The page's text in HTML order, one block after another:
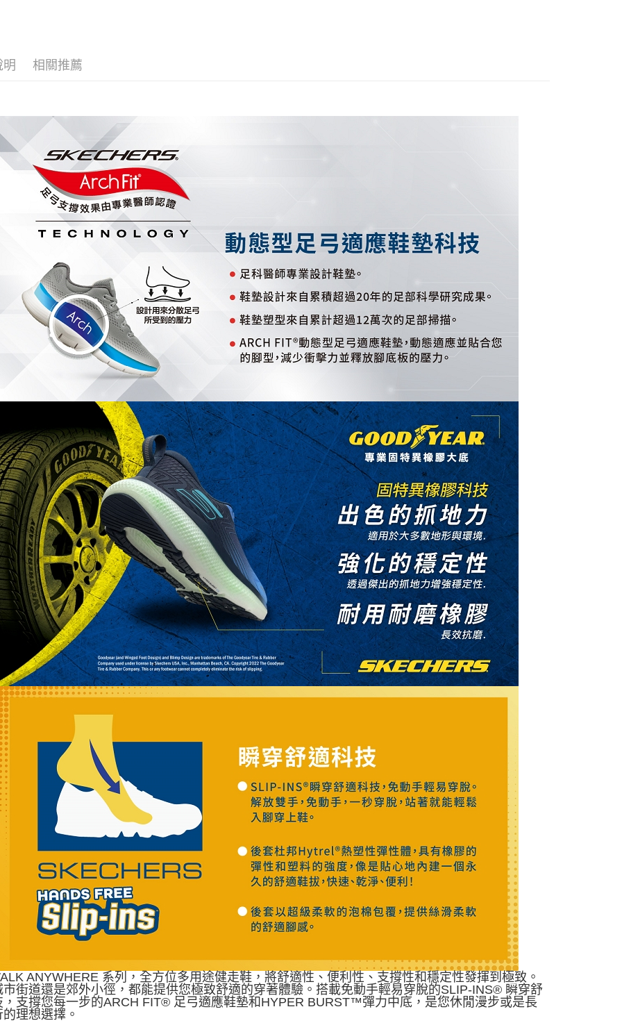
明 相關推薦
ANYWHERE 系列，全方位多用途健走鞋，將舒適性、便利性、支撐性和穩定性發揮到極致。
市街道還是郊外小徑，都能提供您極致舒適的穿著體驗。搭載免動手輕易穿脫的SLIP-INS® 瞬穿舒
，支撐您每一步的ARCH FIT® 足弓適應鞋墊和HYPER BURST™彈力中底，是您休閒漫步或是長
理想選擇。